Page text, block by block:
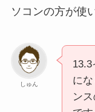
ソコンの方が使
しゅん
に
ン